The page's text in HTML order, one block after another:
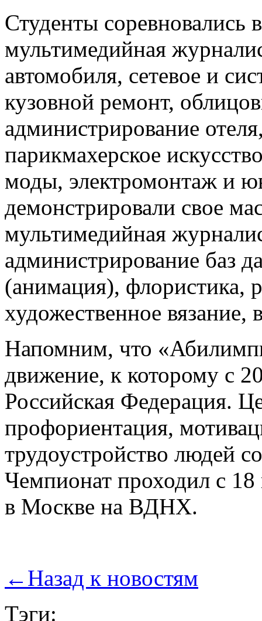
Студенты
мультимедийная
автомобиля, сетевое и
кузовной ремонт,
администрирование
парикмахерское
моды, электромонтаж и
демонстрировали свое
мультимедийная
администрирование баз
(анимация), флористика,
художественное
Напомним, что
движение, к которому с
Российская Федерация.
профориентация,
трудоустройство людей
Чемпионат проходил с
в Москве на ВДНХ.
← Назад к новостям
Тэги: